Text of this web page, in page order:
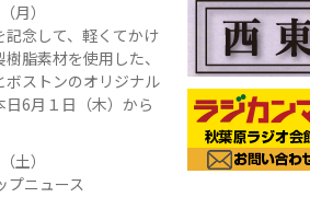
月）
記念して、軽くてかけ
脂素材を使用した、
ボストンのオリジナル
6月１日（木）から
土）
プニュース